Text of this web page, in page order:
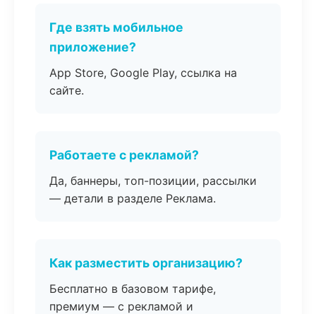
Где взять мобильное
приложение?
App Store, Google Play, ссылка на
сайте.
Работаете с рекламой?
Да, баннеры, топ-позиции, рассылки
— детали в разделе Реклама.
Как разместить организацию?
Бесплатно в базовом тарифе,
премиум — с рекламой и